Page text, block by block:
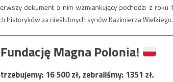
dokument o nim wzmiankujący pochodzi z roku
historyków za nieślubnych synów Kazimierza Wielkiego.
Magna Polonia!
16 500zł, zebraliśmy:1351 zł.